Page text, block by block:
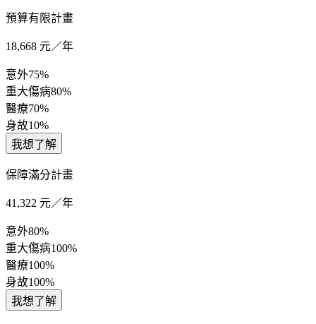
預算有限計畫
18,668 元／年
意外75%
重大傷病80%
醫療70%
身故10%
我想了解
保障滿分計畫
41,322 元／年
意外80%
重大傷病100%
醫療100%
身故100%
我想了解